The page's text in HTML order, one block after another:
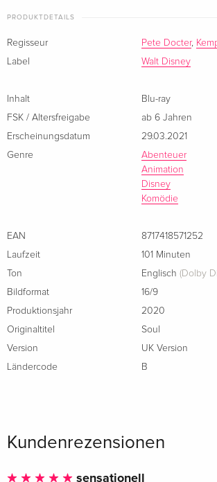
Classique
Limited Edition, Steelbook, 2 Blu-rays
Italienisch
Limited Edition, Steelbook, 2 Blu-rays
PRODUKTDETAILS
Regisseur Pete Docter,
Label
Walt Disney
Inhalt
Blu-ray
FSK / Altersfreigabe
ab 6 Jahren
Erscheinungsdatum
29.03.2021
Genre
Abenteuer
Animation
Disney
Komödie
EAN
8717418571252
Laufzeit
101 Minuten
Ton
Englisch (Dolby
Bildformat
16/9
Produktionsjahr
2020
Originaltitel
Soul
Version
UK Version
Ländercode
B
Kundenrezensionen
sensationell